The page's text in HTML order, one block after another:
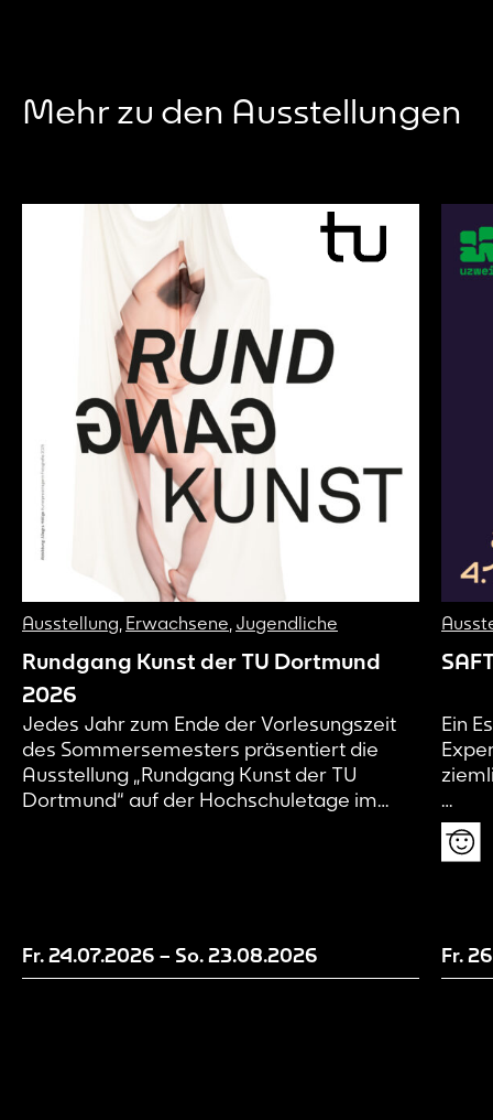
Mehr zu den Ausstellungen
Ausstellung, Erwachsene, Jugendliche
Rundgang Kunst der TU Dortmund
2026
Jedes Jahr zum Ende der Vorlesungszeit
des Sommersemesters präsentiert die
Ausstellung „Rundgang Kunst der TU
Dortmund“ auf der Hochschuletage im
institutionellen Rahmen einem größeren
Publikum vorzustellen. Der Rundgang
Fr. 24.07.2026 – So. 23.08.2026
Ein
gut
Fr.